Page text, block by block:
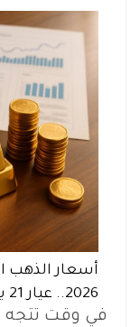
2026.. عيار 21 يسجل ارتفاعات...
في وقت تتجه